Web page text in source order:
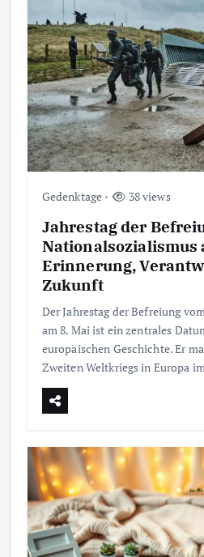
Gedenktage 38 views
Jahrestag der
Nationalsozialismus
Erinnerung,
Zukunft
Der Jahrestag der Befreiung
am 8. Mai ist ein zentrales
europäischen Geschichte. Er
Zweiten Weltkriegs in Europa